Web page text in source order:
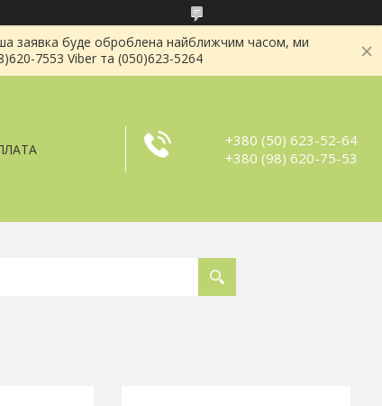
заявка буде оброблена найближчим часом, ми
7553 Viber та (050)623-5264
+380 (50) 623-52-64
+380 (98) 620-75-53